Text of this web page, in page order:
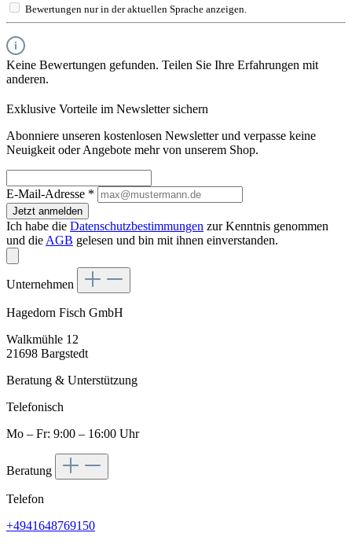
Bewertungen nur in der aktuellen Sprache anzeigen.
Keine Bewertungen gefunden. Teilen Sie Ihre Erfahrungen mit
anderen.
Exklusive Vorteile im Newsletter sichern
Abonniere unseren kostenlosen Newsletter und verpasse keine
Neuigkeit oder Angebote mehr von unserem Shop.
E-Mail-Adresse *
Jetzt anmelden
Ich habe die Datenschutzbestimmungen zur Kenntnis genommen
und die AGB gelesen und bin mit ihnen einverstanden.
Unternehmen
Hagedorn Fisch GmbH
Walkmühle 12
21698 Bargstedt
Beratung & Unterstützung
Telefonisch
Mo – Fr: 9:00 – 16:00 Uhr
Beratung
Telefon
+4941648769150